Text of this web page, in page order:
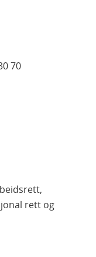
30 70
rett og